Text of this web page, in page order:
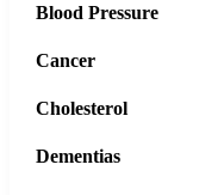
Blood Pressure
Cancer
Cholesterol
Dementias